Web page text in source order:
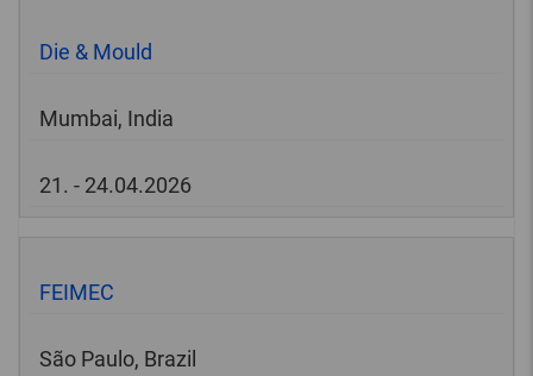
Die & Mould
Mumbai, India
21. - 24.04.2026
FEIMEC
São Paulo, Brazil